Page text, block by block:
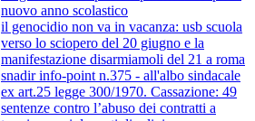
nuovo anno scolastico
il genocidio non va in vacanza: usb scuola
verso lo sciopero del 20 giugno e la
manifestazione disarmiamoli del 21 a roma
snadir info-point n.375 - all'albo sindacale
ex art.25 legge 300/1970. Cassazione: 49
sentenze contro l’abuso dei contratti a